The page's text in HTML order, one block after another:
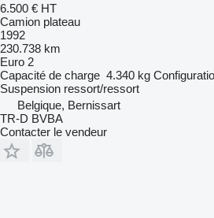
6.500 € HT
Camion plateau
1992
230.738 km
Euro 2
Capacité de charge 4.340 kg
Suspension ressort/ressort
Belgique, Bernissart
TR-D BVBA
Contacter le vendeur